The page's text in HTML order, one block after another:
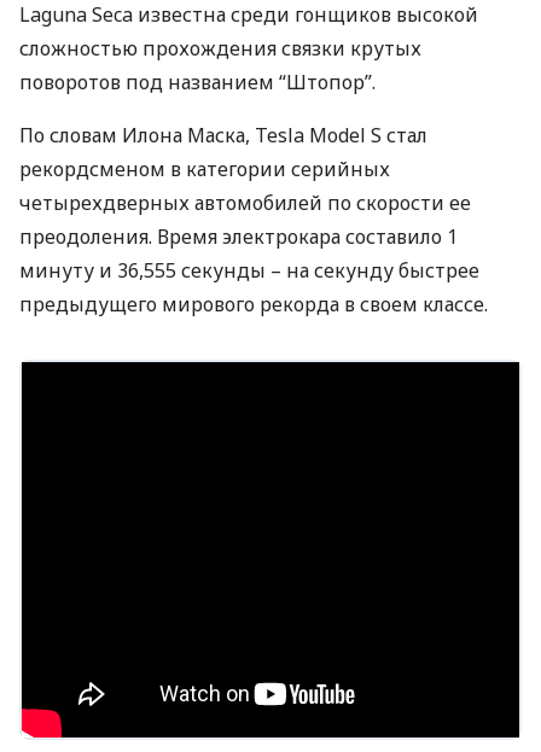
Laguna Seca известна среди гонщиков высокой
сложностью прохождения связки крутых
поворотов под названием “Штопор”.
По словам Илона Маска, Tesla Model S стал
рекордсменом в категории серийных
четырехдверных автомобилей по скорости ее
преодоления. Время электрокара составило 1
минуту и ​​36,555 секунды – на секунду быстрее
предыдущего мирового рекорда в своем классе.